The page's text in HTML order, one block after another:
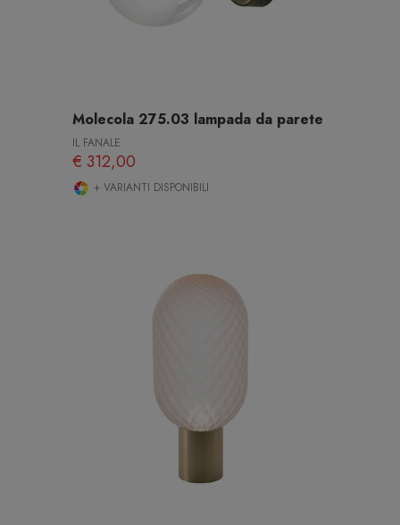
Molecola 275.03 lampada da parete
IL FANALE
€ 312,00
+ VARIANTI DISPONIBILI